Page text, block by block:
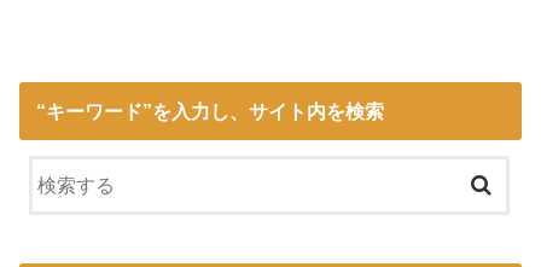
“キーワード”を入力し、サイト内を検索